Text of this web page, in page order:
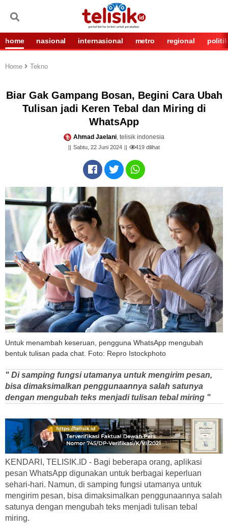
home nasional internasional metro regional politik
Home Tekno
Biar Gak Gampang Bosan, Begini Cara Ubah
Tulisan jadi Keren Tebal dan Miring di
WhatsApp
Ahmad Jaelani, telisik indonesia
Sabtu, 22 Juni 2024 419 dilihat
Untuk menambah keseruan, pengguna WhatsApp mengubah
bentuk tulisan pada chat. Foto: Repro Istockphoto
" Di samping fungsi utamanya untuk mengirim pesan,
bisa dimaksimalkan penggunaannya salah satunya
dengan mengubah teks menjadi tulisan tebal miring "
KENDARI, TELISIK.ID - Bagi beberapa orang, aplikasi
pesan WhatsApp digunakan untuk berbagai keperluan
sehari-hari. Namun, di samping fungsi utamanya untuk
mengirim pesan, bisa dimaksimalkan penggunaannya salah
satunya dengan mengubah teks menjadi tulisan tebal
miring.